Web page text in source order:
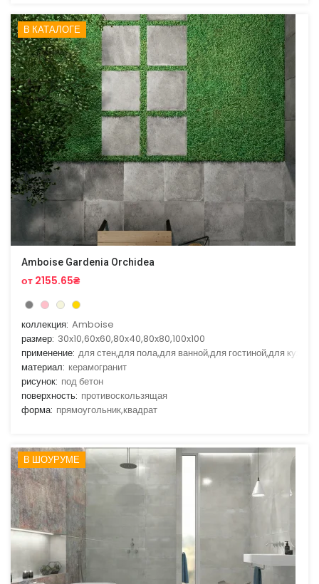
В КАТАЛОГЕ
Amboise Gardenia Orchidea
от 2155.65₴
коллекция: Amboise
размер: 30x10,60x60,80x40,80x80,100x100
применение: для стен,для пола,для ванной,для гостиной,для кухни
материал: керамогранит
рисунок: под бетон
поверхность: противоскользящая
форма: прямоугольник,квадрат
В ШОУРУМЕ